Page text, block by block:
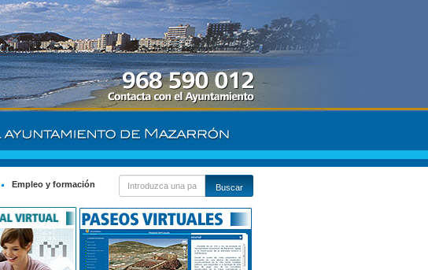
Empleo y formación